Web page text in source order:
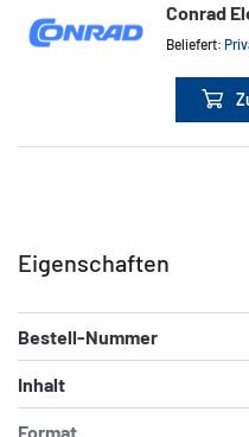
Conrad
Beliefert:
Eigenschaften
Bestell-Nummer
Inhalt
Format